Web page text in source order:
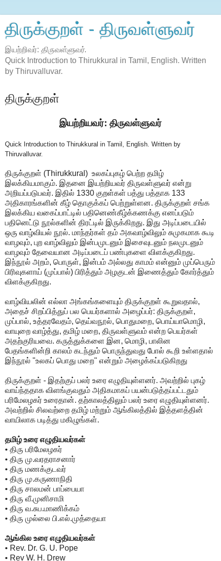
திருக்குறள் - திருவள்ளுவர்
இயற்றிவர்: திருவள்ளுவர்.
Quick Introduction to Thirukkural in Tamil, English. Written
by Thiruvalluvar.
திருக்குறள்
இயற்றியவர்: திருவள்ளுவர்
Quick Introduction to Thirukkural in Tamil, English. Written by
Thiruvalluvar.
திருக்குறள் (Thirukkural) உலகப்புகழ் பெற்ற தமிழ்
இலக்கியமாகும். இதனை இயற்றியவர் திருவள்ளுவர் என்று
அறியப்படுபவர். இதில் 1330 குறள்கள் பத்து பத்தாக 133
அதிகாரங்களின் கீழ் தொகுக்கப் பெற்றுள்ளன. திருக்குறள் சங்க
இலக்கிய வகைப்பாட்டில் பதினெண்கீழ்க்கணக்கு எனப்படும்
பதினெட்டு நூல்களின் திரட்டில் இருக்கிறது. இது அடிப்படையில்
ஒரு வாழ்வியல் நூல். மாந்தர்கள் தம் அகவாழ்விலும் சுமுகமாக கூடி
வாழவும், புற வாழ்விலும் இன்பமுடனும் இசைவுடனும் நலமுடனும்
வாழவும் தேவையான அடிப்படைப் பண்புகளை விளக்குகிறது.
இந்நூல் அறம், பொருள், இன்பம் அல்லது காமம் என்னும் முப்பெரும்
பிரிவுகளாய் (முப்பால்) பிரித்தும் அழகுடன் இணைத்தும் கோர்த்தும்
விளக்குகிறது.
வாழ்வியலின் எல்லா அங்கங்களையும் திருக்குறள் கூறுவதால்,
அதைச் சிறப்பித்துப் பல பெயர்களால் அழைப்பர்: திருக்குறள்,
முப்பால், உத்தரவேதம், தெய்வநூல், பொதுமறை, பொய்யாமொழி,
வாயுறை வாழ்த்து, தமிழ் மறை, திருவள்ளுவம் என்ற பெயர்கள்
அதற்குரியவை. கருத்துக்களை இன, மொழி, பாலின
பேதங்களின்றி காலம் கடந்தும் பொருந்துவது போல் கூறி உள்ளதால்
இந்நூல் "உலகப் பொது மறை" என்றும் அழைக்கப்படுகிறது
திருக்குறள் - இதற்குப் பலர் உரை எழுதியுள்ளனர். அவற்றில் புகழ்
வாய்ந்ததாக விளங்குவதும் அதிகமாகப் பயன்படுத்தப்பட்டதும்
பரிமேலழகர் உரைதான். தற்காலத்திலும் பலர் உரை எழுதியுள்ளனர்.
அவற்றில் சிலவற்றை தமிழ் மற்றும் ஆங்கிலத்தில் இத்தளத்தின்
வாயிலாக படித்து மகிழுங்கள்.
தமிழ் உரை எழுதியவர்கள்
• திரு பரிமேலழகர்
• திரு மு.வரதராசனார்
• திரு மணக்குடவர்
• திரு மு.கருணாநிதி
• திரு சாலமன் பாப்பையா
• திரு வீ.முனிசாமி
• திரு வ.சுப.மாணிக்கம்
• திரு முல்லை பி.எல்.முத்தையா
ஆங்கில உரை எழுதியவர்கள்
• Rev. Dr. G. U. Pope
• Rev W. H. Drew